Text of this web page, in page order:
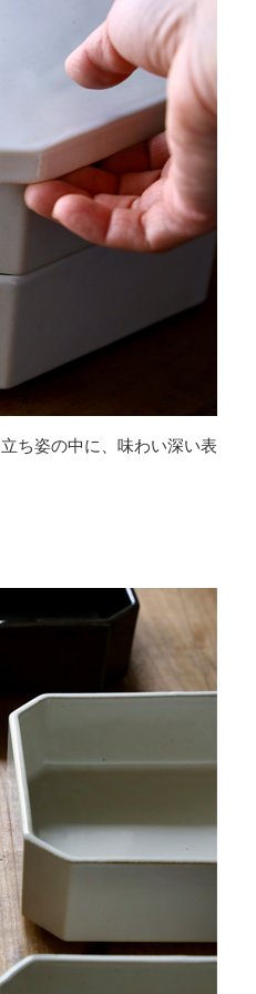
ち姿の中に、味わい深い表